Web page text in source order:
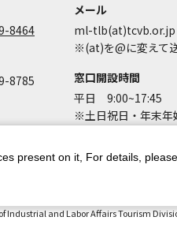
8464
8785
メール
ml-tlb(at)tcvb.or.jp
※(at)を@に変えて
窓口開設時間
平日 9:00~17:45
※土日祝日・年末年
Industrial and Labor Affairs Tourism
present on it, For details, please